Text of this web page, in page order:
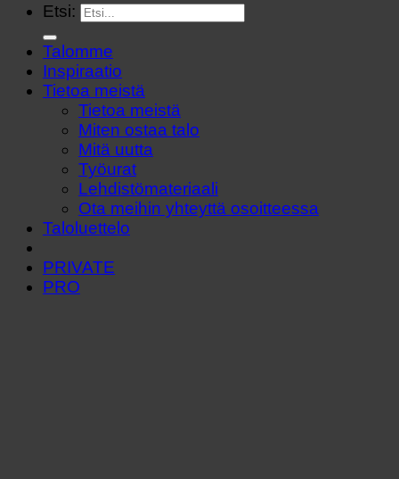
Etsi:
Talomme
Inspiraatio
Tietoa meistä
Tietoa meistä
Miten ostaa talo
Mitä uutta
Työurat
Lehdistömateriaali
Ota meihin yhteyttä osoitteessa
Taloluettelo
PRIVATE
PRO